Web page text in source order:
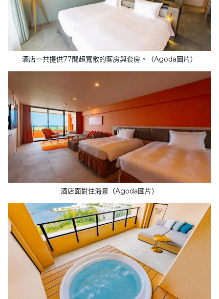
酒店一共提供77間超寬敞的客房與套房。（Agoda圖片）
酒店面對住海景（Agoda圖片）